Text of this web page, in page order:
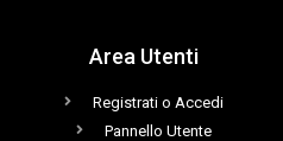
Area Utenti
Registrati o Accedi
Pannello Utente